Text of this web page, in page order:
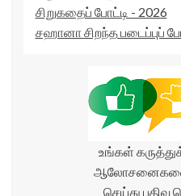
சிறுகதைப் போட்டி - 2026
சஹானா சிறந்த படைப்புப்
உங்கள்
செய்து பதிவு